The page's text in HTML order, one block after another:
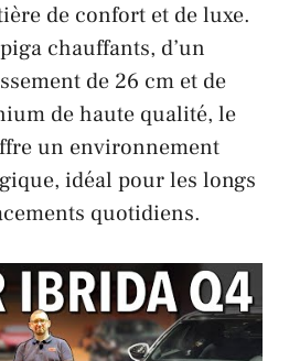
de confort et de luxe.
chauffants, d’un
de 26 cm et de
de haute qualité, le
un environnement
idéal pour les longs
quotidiens.